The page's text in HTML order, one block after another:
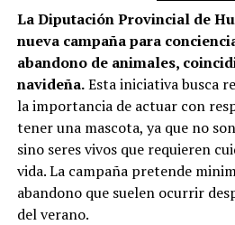
La Diputación Provincial de
nueva campaña para
abandono de animales,
navideña.Esta iniciativa busca
la importancia de actuar con
tener una mascota, ya que no
sino seres vivos que requieren
vida. La campaña pretende
abandono que suelen ocurrir
del verano.